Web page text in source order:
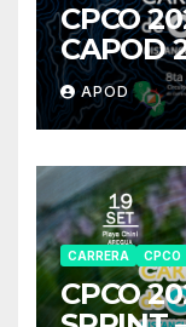
CPCO
CAPOD
APOD
CARRERA CPCO
CPCO